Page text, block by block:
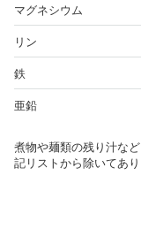
マグネシウム
リン
鉄
亜鉛
煮物や麺類の残り汁な
記リストから除いてあり